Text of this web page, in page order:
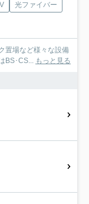
光ファイバー
置場など様々な設備
BS･CS... もっと見る